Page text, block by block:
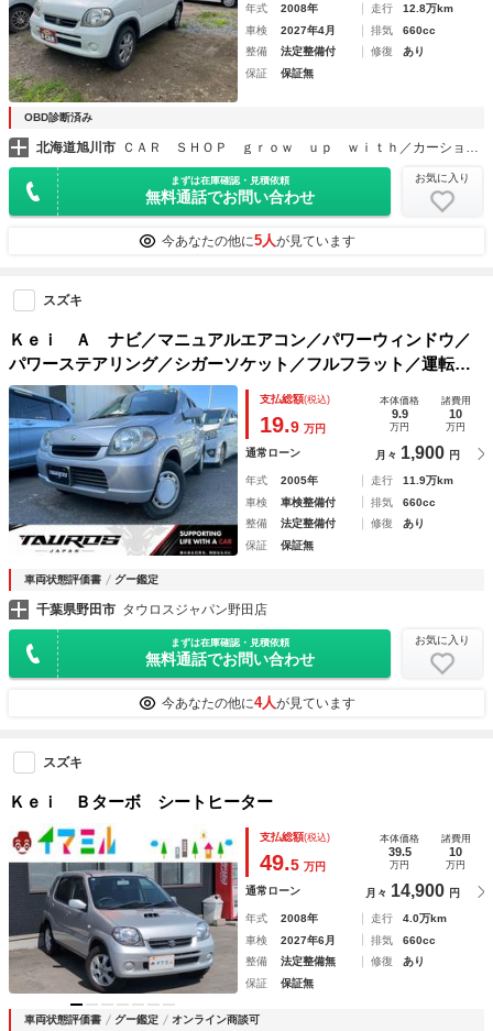
年式 2008年 走行
12.8万km
車検
2027年4月 排気
660cc
整備
法定整備付 修復
あり
保証
保証無
OBD診断済み
北海道旭川市
まずは在庫確認・見積依頼
無料通話でお問い合わせ
お気に入り
今あなたの他に5人が見ています
スズキ
Ｋｅｉ Ａ ナビ／マニュアルエアコン／パワーウィンドウ／
パワーステアリング／シガーソケット／フルフラット／運転席
エアバック／助手席エアバック／バイザー
支払総額(税込)
19.9 万円
本体価格
9.9
万円
諸費用
10
万円
通常ローン 月々 1,900 円
年式 2005年 走行
11.9万km
車検
車検整備付 排気
660cc
整備
法定整備付 修復
あり
保証
保証無
車両状態評価書 グー鑑定
千葉県野田市 タウロスジャパン野田店
まずは在庫確認・見積依頼
無料通話でお問い合わせ
お気に入り
今あなたの他に4人が見ています
スズキ
Ｋｅｉ Ｂターボ シートヒーター
支払総額(税込)
49.5 万円
本体価格
39.5
万円
諸費用
10
万円
通常ローン 月々 14,900 円
年式 2008年 走行
4.0万km
車検
2027年6月 排気
660cc
整備
法定整備無 修復
あり
保証
保証無
車両状態評価書 グー鑑定 オンライン商談可